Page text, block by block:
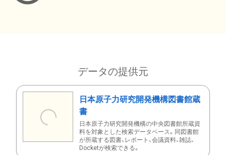
データの提供元
日本原子力研究開発機構図書館蔵
書
日本原子力研究開発機構の中央図書館所蔵資
料を対象とした検索データベース。同図書館
が所蔵する図書、レポート、会議資料、雑誌、
Docketが検索できる。